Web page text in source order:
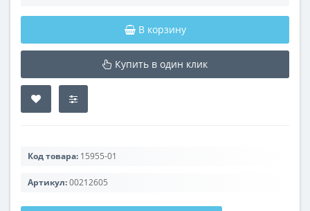
В корзину
Купить в один клик
Код товара: 15955-01
Артикул:00212605